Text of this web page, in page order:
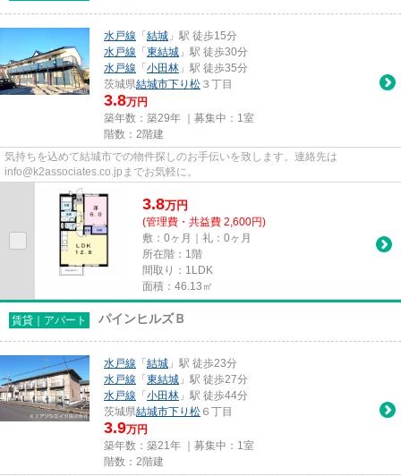
水戸線 「 結城 」駅 徒歩15分
水戸線 「 東結城 」駅 徒歩30分
水戸線 「 小田林 」駅 徒歩35分
茨城県結城市下り松 ３丁目
3.8万円
築年数：築29年 ｜募集中： 1室
階数：2階建
気持ちを込めて結城市での物件探しのお手伝いを致します。連絡先は
info@k2associates.co.jpまでお気軽に。
3.8万円
(管理費・共益費 2,600円)
敷：0ヶ月｜礼：0ヶ月
所在階：1階
間取り：1LDK
面積：46.13㎡
賃貸｜アパート パインヒルズＢ
水戸線 「 結城 」駅 徒歩23分
水戸線 「 東結城 」駅 徒歩27分
水戸線 「 小田林 」駅 徒歩44分
茨城県結城市下り松 ６丁目
3.9万円
築年数：築21年 ｜募集中： 1室
階数：2階建